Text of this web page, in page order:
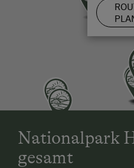
Nationalpark
gesamt